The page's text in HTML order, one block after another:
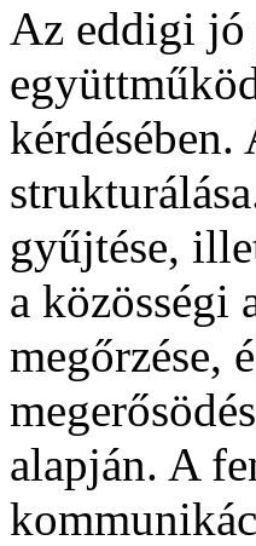
Az eddigi jó
gyűjtése,
a közösségi
megőrzése,
alapján. A